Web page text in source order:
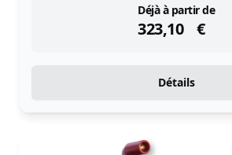
Déjà à partir de
323,10 €
instock
Détails